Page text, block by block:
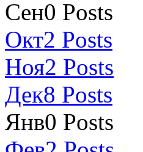
Сен0 Posts
Окт2 Posts
Ноя2 Posts
Дек8 Posts
Янв0 Posts